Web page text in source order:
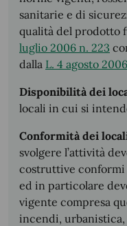
sanitarie e di
qualità del prodotto
luglio 2006 n. 223
dalla L. 4 agosto
Disponibilità dei
locali in cui si
Conformità dei
svolgere l’attività
costruttive conformi
ed in particolare
vigente compresa
incendi,